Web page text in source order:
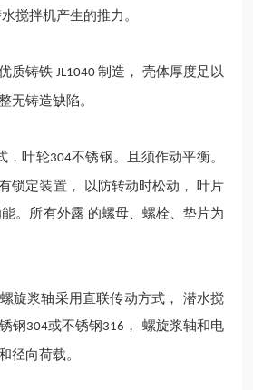
搅拌机产生的推力。
质铸铁 JL1040 制造， 壳体厚度足以
无铸造缺陷。
，叶轮304不锈钢。且须作动平衡。
锁定装置， 以防转动时松动， 叶片
。所有外露 的螺母、螺栓、垫片为
旋浆轴采用直联传动方式，
潜水搅
钢304或不锈钢316 ， 螺旋浆轴和电
径向荷载。